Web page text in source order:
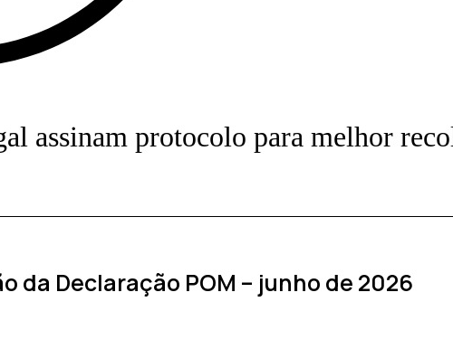
assinam protocolo para melhor
da Declaração POM – junho de 2026